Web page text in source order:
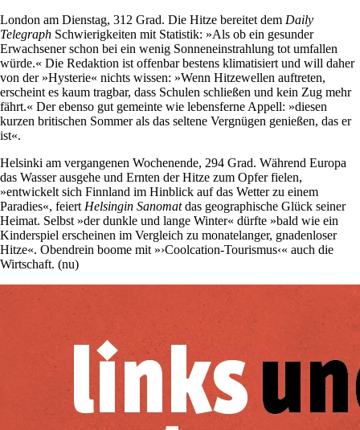
London am Dienstag, 312 Grad. Die Hitze bereitet dem Daily
Telegraph Schwierigkeiten mit Statistik: »Als ob ein gesunder
Erwachsener schon bei ein wenig Sonneneinstrahlung tot umfallen
würde.« Die Redaktion ist offenbar bestens klimatisiert und will daher
von der »Hysterie« nichts wissen: »Wenn Hitzewellen auftreten,
erscheint es kaum tragbar, dass Schulen schließen und kein Zug mehr
fährt.« Der ebenso gut gemeinte wie lebensferne Appell: »diesen
kurzen britischen Sommer als das seltene Vergnügen genießen, das er
ist«.
Helsinki am vergangenen Wochenende, 294 Grad. Während Europa
das Wasser ausgehe und Ernten der Hitze zum Opfer fielen,
»entwickelt sich Finnland im Hinblick auf das Wetter zu einem
Paradies«, feiert Helsingin Sanomatdas geographische Glück seiner
Heimat. Selbst »der dunkle und lange Winter« dürfte »bald wie ein
Kinderspiel erscheinen im Vergleich zu monatelanger, gnadenloser
Hitze«. Obendrein boome mit »›Coolcation-Tourismus‹« auch die
Wirtschaft. (nu)